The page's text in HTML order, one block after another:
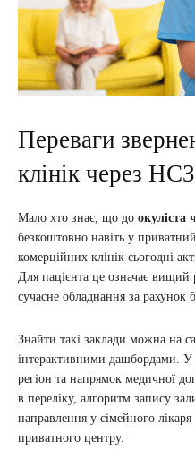
Переваги
клінік через
Мало хто знає, що до окуліста
безкоштовно навіть у
комерційних клінік сьогодні
Для пацієнта це означає вищий
сучасне обладнання за рахунок
Знайти такі заклади можна на
інтерактивними дашбордами. У
регіон та напрямок медичної
в переліку, алгоритм запису
направлення у сімейного
приватного центру.